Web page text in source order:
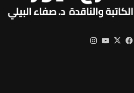
فيسبوك
X يوتيوب